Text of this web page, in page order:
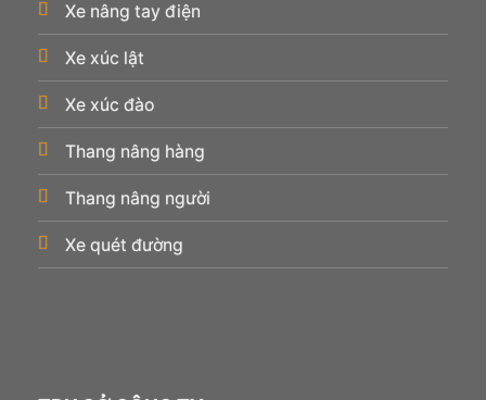
Xe nâng tay điện
Xe xúc lật
Xe xúc đào
Thang nâng hàng
Thang nâng người
Xe quét đường